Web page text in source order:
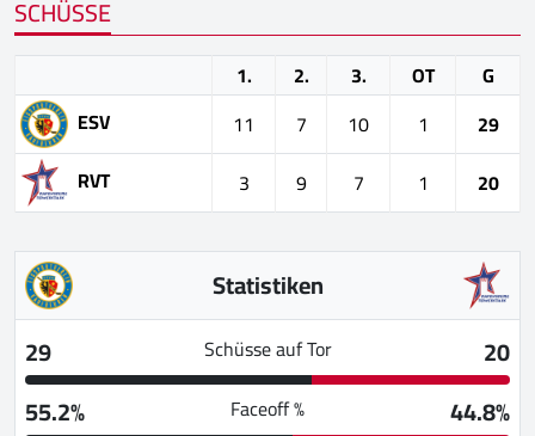
SCHÜSSE
1. 2. 3. OT
G
ESV
11 7 10 1
29
RVT
3 9 7 1 20
Statistiken
29
Schüsse auf Tor
20
55.2%
Faceoff %
44.8%